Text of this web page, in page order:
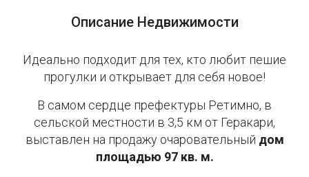
Описание Недвижимости
Идеально подходит для тех, кто любит пешие
прогулки и открывает для себя новое!
В самом сердце префектуры Ретимно, в
сельской местности в 3,5 км от Геракари,
выставлен на продажу очаровательный дом
площадью 97 кв. м.